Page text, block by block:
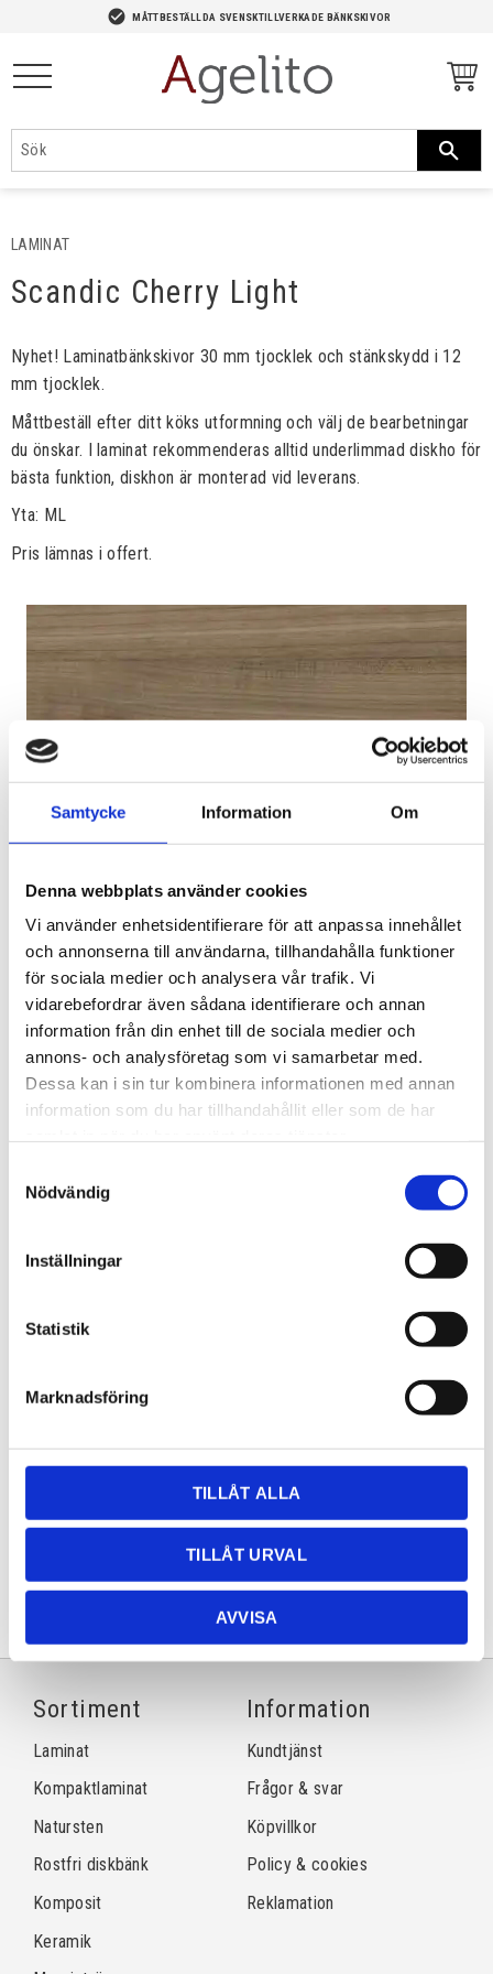
Samtycke Information Om
Denna webbplats använder cookies
Vi använder enhetsidentifierare för att anpassa innehållet
och annonserna till användarna, tillhandahålla funktioner
för sociala medier och analysera vår trafik. Vi
vidarebefordrar även sådana identifierare och annan
information från din enhet till de sociala medier och
annons- och analysföretag som vi samarbetar med.
Dessa kan i sin tur kombinera informationen med annan
information som du har tillhandahållit eller som de har
Nödvändig
Inställningar
Statistik
Marknadsföring
TILLÅT ALLA
TILLÅT URVAL
AVVISA
check_circle MÅTTBESTÄLLDA SVENSKTILLVERKADE BÄNKSKIVOR
LAMINAT
Scandic Cherry Light
​Nyhet! Laminatbänkskivor 30 mm tjocklek och stänkskydd i 12
mm tjocklek.​​
Måttbeställ efter ditt köks utformning och välj de bearbetningar
du önskar. I laminat rekommenderas alltid underlimmad diskho för
bästa funktion, diskhon är monterad vid leverans.
Yta: ML
Pris lämnas i offert.
Leveranstid 2-3 veckor
Dela med dig
Facebook
TwitterLinkedIn
Sortiment
Laminat
Kompaktlaminat
Natursten
Rostfri diskbänk
Komposit
Keramik
Information
Kundtjänst
Frågor & svar
Köpvillkor
Policy & cookies
Reklamation